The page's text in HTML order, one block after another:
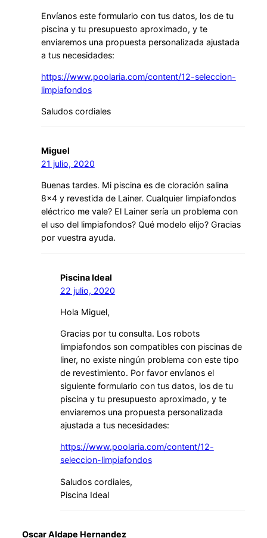
Envíanos este formulario con tus datos, los de tu
piscina y tu presupuesto aproximado, y te
enviaremos una propuesta personalizada ajustada
a tus necesidades:
https://www.poolaria.com/content/12-seleccion-
limpiafondos
Saludos cordiales
Miguel
21 julio, 2020
Buenas tardes. Mi piscina es de cloración salina
8×4 y revestida de Lainer. Cualquier limpiafondos
eléctrico me vale? El Lainer sería un problema con
el uso del limpiafondos? Qué modelo elijo? Gracias
por vuestra ayuda.
Piscina Ideal
22 julio, 2020
Hola Miguel,
Gracias por tu consulta. Los robots
limpiafondos son compatibles con piscinas de
liner, no existe ningún problema con este tipo
de revestimiento. Por favor envíanos el
siguiente formulario con tus datos, los de tu
piscina y tu presupuesto aproximado, y te
enviaremos una propuesta personalizada
ajustada a tus necesidades:
https://www.poolaria.com/content/12-
seleccion-limpiafondos
Saludos cordiales,
Piscina Ideal
Oscar Aldape Hernandez